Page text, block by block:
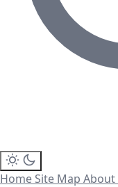
Home Site Map About